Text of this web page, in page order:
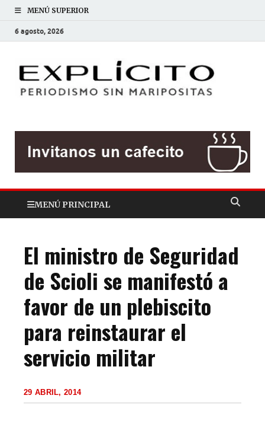
MENÚ SUPERIOR
6 agosto, 2026
MENÚ PRINCIPAL
El ministro de Seguridad
de Scioli se manifestó a
favor de un plebiscito
para reinstaurar el
servicio militar
29 ABRIL, 2014